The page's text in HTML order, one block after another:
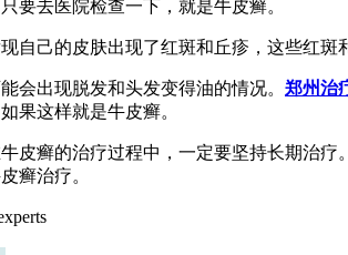
要去医院检查一下，就是牛皮癣。
自己的皮肤出现了红斑和丘疹，这些红
会出现脱发和头发变得油的情况。 郑州治
果这样就是牛皮癣。
皮癣的治疗过程中，一定要坚持长期治
癣治疗。